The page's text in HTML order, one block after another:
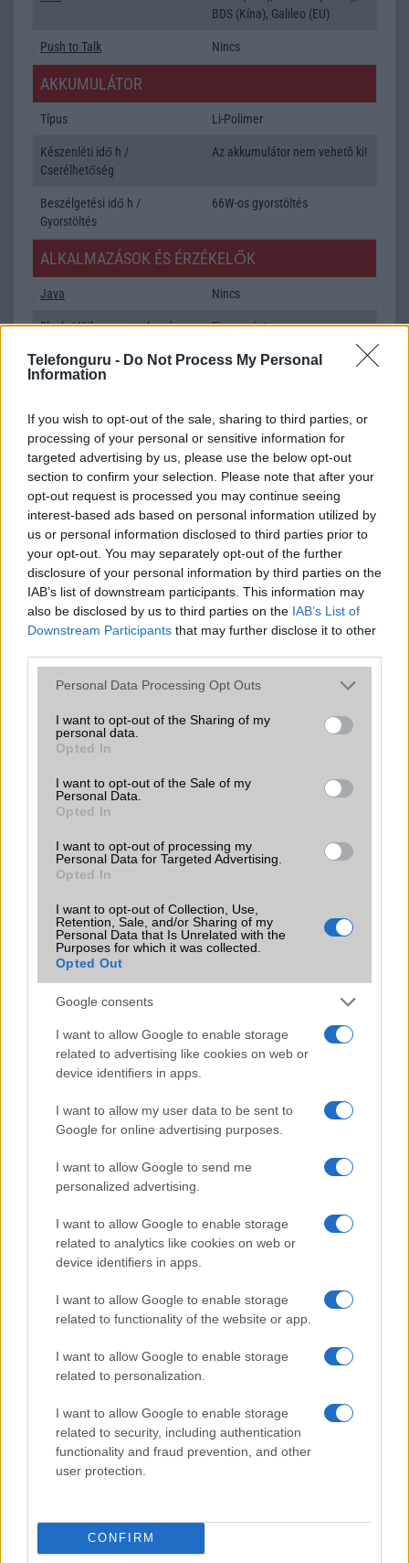
Telefonguru - Do Not Process My Personal
Information
If you wish to opt-out of the sale, sharing to third parties, or
processing of your personal or sensitive information for
targeted advertising by us, please use the below opt-out
section to confirm your selection. Please note that after your
opt-out request is processed you may continue seeing
interest-based ads based on personal information utilized by
us or personal information disclosed to third parties prior to
your opt-out. You may separately opt-out of the further
disclosure of your personal information by third parties on the
IAB’s list of downstream participants. This information may
also be disclosed by us to third parties on the IAB’s List of
Downstream Participants that may further disclose it to other
Please note that this website/app uses one or more Google
not limited to your visit or usage behaviour. You may click to
grant or deny consent to Google and its third-party tags to
use your data for below specified purposes in below Google
consent section.
Personal Data Processing Opt Outs
I want to opt-out of the Sharing of my
personal data.
Opted In
I want to opt-out of the Sale of my
Personal Data.
Opted In
I want to opt-out of processing my
Personal Data for Targeted Advertising.
Opted In
I want to opt-out of Collection, Use,
Retention, Sale, and/or Sharing of my
Personal Data that Is Unrelated with the
Purposes for which it was collected.
Opted Out
Google consents
I want to allow Google to enable storage
related to advertising like cookies on web or
device identifiers in apps.
I want to allow my user data to be sent to
Google for online advertising purposes.
I want to allow Google to send me
personalized advertising.
I want to allow Google to enable storage
related to analytics like cookies on web or
device identifiers in apps.
I want to allow Google to enable storage
related to functionality of the website or app.
I want to allow Google to enable storage
related to personalization.
I want to allow Google to enable storage
related to security, including authentication
functionality and fraud prevention, and other
user protection.
CONFIRM
BDS (Kína), Galileo (EU)
Push to Talk Nincs
AKKUMULÁTOR
Típus Li-Polimer
Készenléti idő h /
Cserélhetőség
Az akkumulátor nem vehetõ ki!
Beszélgetési idő h /
Gyorstöltés
66W-os gyorstöltés
ALKALMAZÁSOK ÉS ÉRZÉKELŐK
Java Nincs
Flash/Ujjlenyomat olvasó Fingerprint sensor
SNS integráció alap szolgáltatás
T9 szótár alkalmazás független szótár
Office alkalmazások alap szolgáltatás
Iránytũ ecompass
Extrák 24-bit/192kHz audio
EGYÉB
Vibra jelzés alap szolgáltatás
SIM típus nanoSIM
SIM-ek száma 2
Flight mode Van
Terület Globális
Funkciók
Brand
Limited Edition Nincs
N/A = Nincs adat. Legutóbbi frissítés: 2026-07-13 19:00:00
Új és Használt GSM kiemelt ajánlatok
Apple iPhone 17 Pro
435.000 Ft (új)
Apple iPhone 15 Pro
Nyugati GSM
280.000 Ft (új)